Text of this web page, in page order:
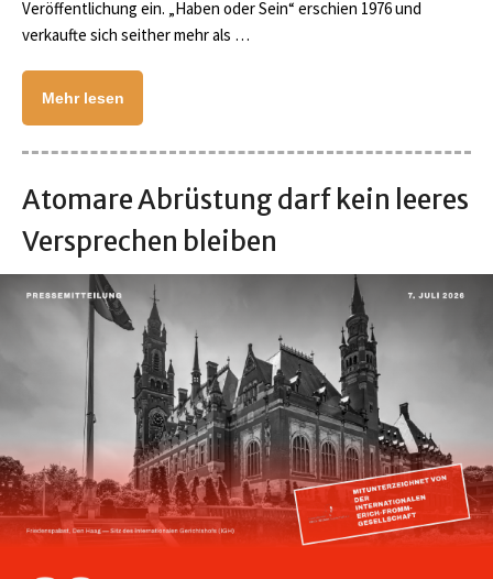
Veröffentlichung ein. „Haben oder Sein“ erschien 1976 und
verkaufte sich seither mehr als …
Mehr lesen
Atomare Abrüstung darf kein leeres
Versprechen bleiben